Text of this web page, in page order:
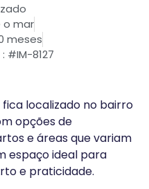
o mar
meses
#IM-8127
fica localizado no bairro
opções de
e áreas que variam
espaço ideal para
e praticidade.